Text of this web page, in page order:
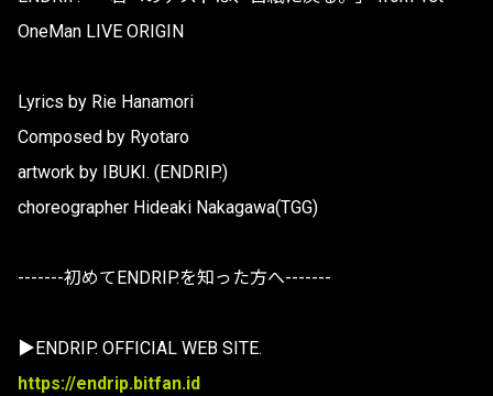
OneMan LIVE ORIGIN
Lyrics by Rie Hanamori
Composed by Ryotaro
artwork by IBUKI. (ENDRIP.)
choreographer Hideaki Nakagawa(TGG)
-------初めてENDRIP.を知った方へ-------
▶ENDRIP. OFFICIAL WEB SITE.
https://endrip.bitfan.id